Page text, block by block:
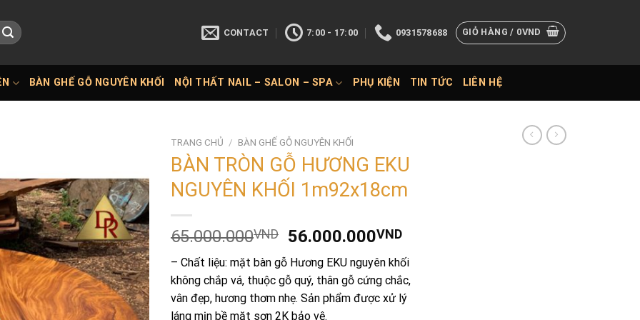
CONTACT 7:00 - 17:00 0931578688 GIỎ HÀNG / 0VND
BÀN GHẾ GỖ NGUYÊN KHỐI NỘI THẤT NAIL – SALON – SPA PHỤ KIỆN TIN TỨC LIÊN HỆ
TRANG CHỦ / BÀN GHẾ GỖ NGUYÊN KHỐI
BÀN TRÒN GỖ HƯƠNG EKU
NGUYÊN KHỐI 1m92x18cm
65.000.000VND
Giá
gốc
là:
65.000.000VND.
56.000.000VNDGiá
hiện
tại
là:
56.000.000VND.
– Chất liệu: mặt bàn gỗ Hương EKU nguyên khối
không chắp vá, thuộc gỗ quý, thân gỗ cứng chắc,
vân đẹp, hương thơm nhẹ. Sản phẩm được xử lý
láng mịn bề mặt sơn 2K bảo vệ.